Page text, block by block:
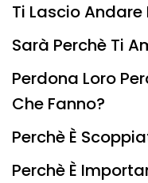
Ti Lascio Andare
Sarà Perchè Ti
Perdona Loro
Che Fanno?
Perchè È
Perchè È